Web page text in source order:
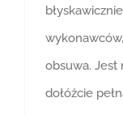
obsuwa. Jest
dołóżcie